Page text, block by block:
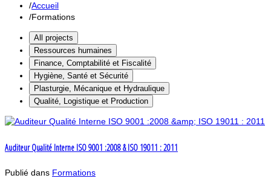
Accueil
Formations
All projects
Ressources humaines
Finance, Comptabilité et Fiscalité
Hygiène, Santé et Sécurité
Plasturgie, Mécanique et Hydraulique
Qualité, Logistique et Production
Auditeur Qualité Interne ISO 9001 :2008 & ISO 19011 : 2011
Publié dans Formations